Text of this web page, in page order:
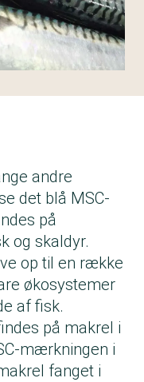
andre
det blå MSC-
på
og skaldyr.
op til en række
økosystemer
af fisk.
på makrel i
mærkningen i
fanget i